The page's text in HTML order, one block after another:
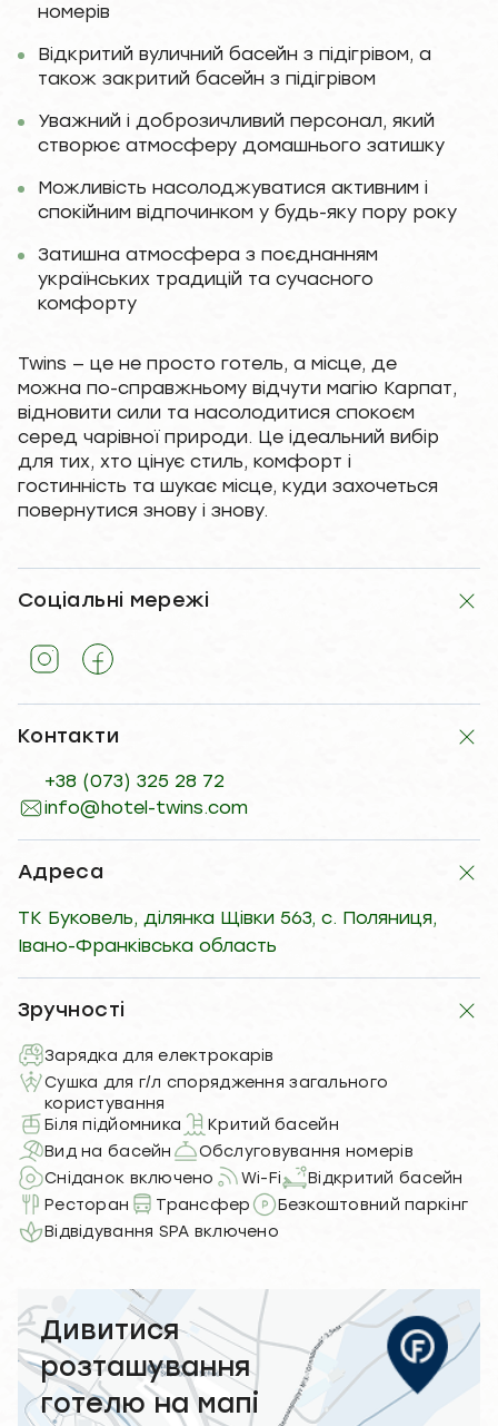
номерів
Відкритий вуличний басейн з підігрівом, а
також закритий басейн з підігрівом
Уважний і доброзичливий персонал, який
створює атмосферу домашнього затишку
Можливість насолоджуватися активним і
спокійним відпочинком у будь-яку пору року
Затишна атмосфера з поєднанням
українських традицій та сучасного
комфорту
Twins — це не просто готель, а місце, де
можна по-справжньому відчути магію Карпат,
відновити сили та насолодитися спокоєм
серед чарівної природи. Це ідеальний вибір
для тих, хто цінує стиль, комфорт і
гостинність та шукає місце, куди захочеться
повернутися знову і знову.
Соціальні мережі
Контакти
+38 (073) 325 28 72
info@hotel-twins.com
Адреса
ТК Буковель, ділянка Щівки 563, с. Поляниця,
Івано-Франківська область
Зручності
Зарядка для електрокарів
Сушка для г/л спорядження загального
користування
Біля підйомника
Критий басейн
Вид на басейн
Обслуговування номерів
Сніданок включено
Wi-Fi
Відкритий басейн
Ресторан
Трансфер
Безкоштовний паркінг
Відвідування SPA включено
Дивитися
розташування
готелю на мапі